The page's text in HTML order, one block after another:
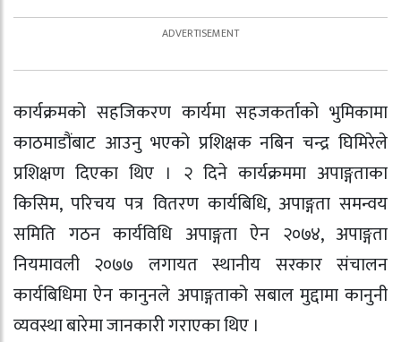
कार्यक्रमको सहजिकरण कार्यमा सहजकर्ताको भुमिकामा
काठमाडौंबाट आउनु भएको प्रशिक्षक नबिन चन्द्र घिमिरेले
प्रशिक्षण दिएका थिए । २ दिने कार्यक्रममा अपाङ्गताका
किसिम, परिचय पत्र वितरण कार्यबिधि, अपाङ्गता समन्वय
समिति गठन कार्यविधि अपाङ्गता ऐन २०७४, अपाङ्गता
नियमावली २०७७ लगायत स्थानीय सरकार संचालन
कार्यबिधिमा ऐन कानुनले अपाङ्गताको सबाल मुद्दामा कानुनी
व्यवस्था बारेमा जानकारी गराएका थिए ।